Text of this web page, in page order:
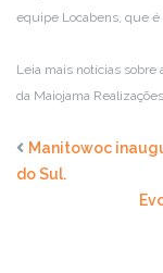
equipe Locabens, que é
Leia mais notícias sobre
da Maiojama Realizações.
Manitowoc
do Sul.